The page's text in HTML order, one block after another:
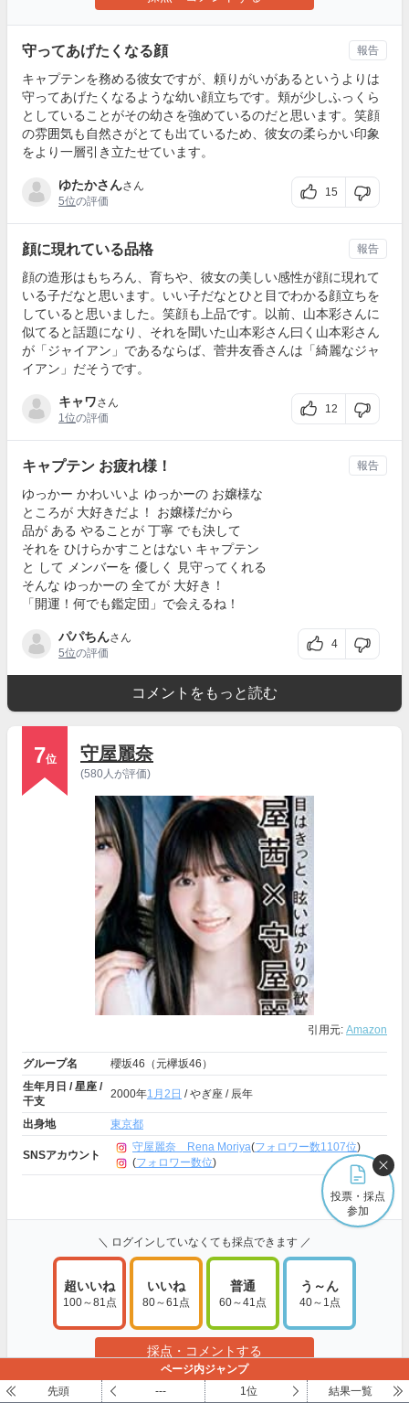
守ってあげたくなる顔
キャプテンを務める彼女ですが、頼りがいがあるというよりは
守ってあげたくなるような幼い顔立ちです。頬が少しふっくら
としていることがその幼さを強めているのだと思います。笑顔
の雰囲気も自然さがとても出ているため、彼女の柔らかい印象
をより一層引き立たせています。
ゆたかさんさん
5位の評価
15
報告
顔に現れている品格
顔の造形はもちろん、育ちや、彼女の美しい感性が顔に現れて
いる子だなと思います。いい子だなとひと目でわかる顔立ちを
していると思いました。笑顔も上品です。以前、山本彩さんに
似てると話題になり、それを聞いた山本彩さん曰く山本彩さん
が「ジャイアン」であるならば、菅井友香さんは「綺麗なジャ
イアン」だそうです。
キャワさん
1位の評価
12
報告
キャプテン お疲れ様！
ゆっかー かわいいよ ゆっかーの お嬢様な
ところが 大好きだよ！ お嬢様だから
品が ある やることが 丁寧 でも決して
それを ひけらかすことはない キャプテン
と して メンバーを 優しく 見守ってくれる
そんな ゆっかーの 全てが 大好き！
「開運！何でも鑑定団」で会えるね！
パパちんさん
5位の評価
4
報告
コメントをもっと読む
7位 守屋麗奈
(580人が評価)
引用元: Amazon
グループ名
櫻坂46（元欅坂46）
生年月日 / 星座 /
干支
2000年1月2日 / やぎ座 / 辰年
出身地 東京都
SNSアカウント
守屋麗奈 Rena Moriya(フォロワー数1107位)
(フォロワー数位)
もっと見る
＼ ログインしていなくても採点できます ／
超いいね
100～81点
いいね
80～61点
普通
60～41点
う～ん
40～1点
採点・コメントする
投票・採点
参加
ページ内ジャンプ
先頭
--- 1位 結果一覧